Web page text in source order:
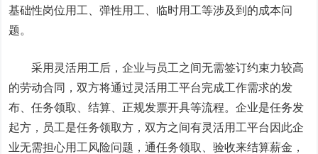
基础性岗位用工、弹性用工、临时用工等涉及到的成本问
题。
采用灵活用工后，企业与员工之间无需签订约束力较高
的劳动合同，双方将通过灵活用工平台完成工作需求的发
布、任务领取、结算、正规发票开具等流程。企业是任务发
起方，员工是任务领取方，双方之间有灵活用工平台因此企
业无需担心用工风险问题，通任务领取、验收来结算薪金，